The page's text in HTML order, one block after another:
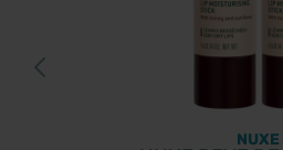
NUXE